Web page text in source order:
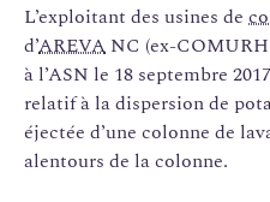
L’exploitant des usines de
d’AREVA NC (ex-
à l’ASN le 18 septembre
relatif à la dispersion de
éjectée d’une colonne de
alentours de la colonne.